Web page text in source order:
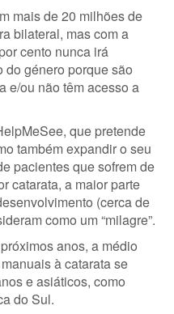
mais de 20 milhões de
bilateral, mas com a
cento nunca irá
do género porque são
e/ou não têm acesso a
que pretende
também expandir o seu
pacientes que sofrem de
catarata, a maior parte
(cerca de
como um “milagre”.
anos, a médio
à catarata se
e asiáticos, como
do Sul.